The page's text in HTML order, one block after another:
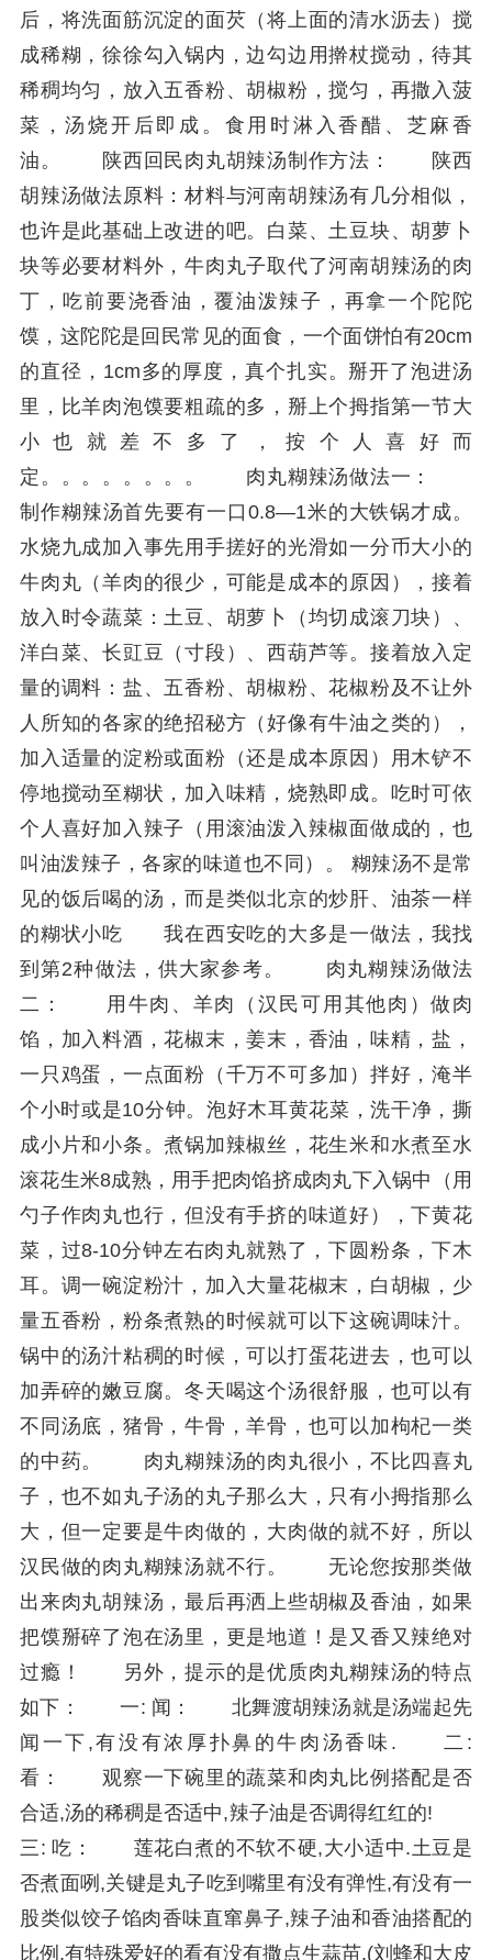
后，将洗面筋沉淀的面芡（将上面的清水沥去）搅
成稀糊，徐徐勾入锅内，边勾边用擀杖搅动，待其
稀稠均匀，放入五香粉、胡椒粉，搅匀，再撒入菠
菜，汤烧开后即成。食用时淋入香醋、芝麻香
油。 陕西回民肉丸胡辣汤制作方法： 陕西
胡辣汤做法原料：材料与河南胡辣汤有几分相似，
也许是此基础上改进的吧。白菜、土豆块、胡萝卜
块等必要材料外，牛肉丸子取代了河南胡辣汤的肉
丁，吃前要浇香油，覆油泼辣子，再拿一个陀陀
馍，这陀陀是回民常见的面食，一个面饼怕有20cm
的直径，1cm多的厚度，真个扎实。掰开了泡进汤
里，比羊肉泡馍要粗疏的多，掰上个拇指第一节大
小也就差不多了，按个人喜好而
定。。。。。。。。 肉丸糊辣汤做法一：
制作糊辣汤首先要有一口0.8—1米的大铁锅才成。
水烧九成加入事先用手搓好的光滑如一分币大小的
牛肉丸（羊肉的很少，可能是成本的原因），接着
放入时令蔬菜：土豆、胡萝卜（均切成滚刀块）、
洋白菜、长豇豆（寸段）、西葫芦等。接着放入定
量的调料：盐、五香粉、胡椒粉、花椒粉及不让外
人所知的各家的绝招秘方（好像有牛油之类的），
加入适量的淀粉或面粉（还是成本原因）用木铲不
停地搅动至糊状，加入味精，烧熟即成。吃时可依
个人喜好加入辣子（用滚油泼入辣椒面做成的，也
叫油泼辣子，各家的味道也不同）。 糊辣汤不是常
见的饭后喝的汤，而是类似北京的炒肝、油茶一样
的糊状小吃 我在西安吃的大多是一做法，我找
到第2种做法，供大家参考。 肉丸糊辣汤做法
二： 用牛肉、羊肉（汉民可用其他肉）做肉
馅，加入料酒，花椒末，姜末，香油，味精，盐，
一只鸡蛋，一点面粉（千万不可多加）拌好，淹半
个小时或是10分钟。泡好木耳黄花菜，洗干净，撕
成小片和小条。煮锅加辣椒丝，花生米和水煮至水
滚花生米8成熟，用手把肉馅挤成肉丸下入锅中（用
勺子作肉丸也行，但没有手挤的味道好），下黄花
菜，过8-10分钟左右肉丸就熟了，下圆粉条，下木
耳。调一碗淀粉汁，加入大量花椒末，白胡椒，少
量五香粉，粉条煮熟的时候就可以下这碗调味汁。
锅中的汤汁粘稠的时候，可以打蛋花进去，也可以
加弄碎的嫩豆腐。冬天喝这个汤很舒服，也可以有
不同汤底，猪骨，牛骨，羊骨，也可以加枸杞一类
的中药。 肉丸糊辣汤的肉丸很小，不比四喜丸
子，也不如丸子汤的丸子那么大，只有小拇指那么
大，但一定要是牛肉做的，大肉做的就不好，所以
汉民做的肉丸糊辣汤就不行。 无论您按那类做
出来肉丸胡辣汤，最后再洒上些胡椒及香油，如果
把馍掰碎了泡在汤里，更是地道！是又香又辣绝对
过瘾！ 另外，提示的是优质肉丸糊辣汤的特点
如下： 一: 闻： 北舞渡胡辣汤就是汤端起先
闻一下,有没有浓厚扑鼻的牛肉汤香味. 二:
看： 观察一下碗里的蔬菜和肉丸比例搭配是否
合适,汤的稀稠是否适中,辣子油是否调得红红的!
三: 吃： 莲花白煮的不软不硬,大小适中.土豆是
否煮面咧,关键是丸子吃到嘴里有没有弹性,有没有一
股类似饺子馅肉香味直窜鼻子,辣子油和香油搭配的
比例,有特殊爱好的看有没有撒点生蒜苗.(刘蜂和大皮